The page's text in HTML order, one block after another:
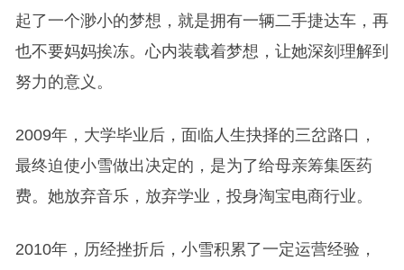
起了一个渺小的梦想，就是拥有一辆二手捷达车，再
也不要妈妈挨冻。心内装载着梦想，让她深刻理解到
努力的意义。
2009年，大学毕业后，面临人生抉择的三岔路口，
最终迫使小雪做出决定的，是为了给母亲筹集医药
费。她放弃音乐，放弃学业，投身淘宝电商行业。
2010年，历经挫折后，小雪积累了一定运营经验，